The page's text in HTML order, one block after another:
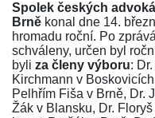
Spolek českých
Brně konal dne 14.
hromadu roční. Po
schváleny, určen byl
byli za členy výboru:
Kirchmann v
Pelhřím Fiša v Brně, Dr.
Žák v Blansku, Dr.